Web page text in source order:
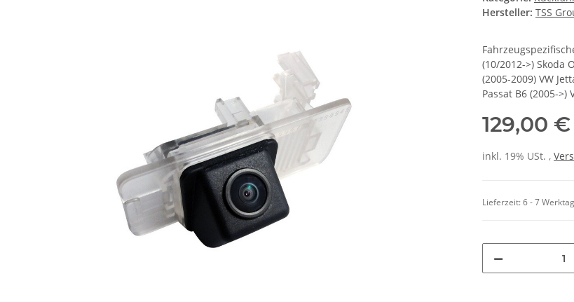
Hersteller: TSS
(10/2012->) Skoda
(2005-2009) VW
Passat B6 (2005->)
129,00 €
inkl. 19% USt. ,
Lieferzeit:6 - 7